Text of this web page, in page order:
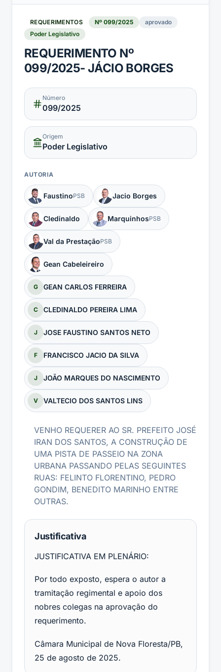
REQUERIMENTOS Nº 099/2025
aprovado
Poder Legislativo
REQUERIMENTO Nº
099/2025- JÁCIO BORGES
Número
099/2025
Origem
Poder Legislativo
AUTORIA
FaustinoPSB Jacio Borges
Cledinaldo MarquinhosPSB
Val da PrestaçãoPSB
Gean Cabeleireiro
G GEAN CARLOS FERREIRA
C CLEDINALDO PEREIRA LIMA
J JOSE FAUSTINO SANTOS NETO
F FRANCISCO JACIO DA SILVA
J JOÃO MARQUES DO NASCIMENTO
V VALTECIO DOS SANTOS LINS
VENHO REQUERER AO SR. PREFEITO JOSÉ
IRAN DOS SANTOS, A CONSTRUÇÃO DE
UMA PISTA DE PASSEIO NA ZONA
URBANA PASSANDO PELAS SEGUINTES
RUAS: FELINTO FLORENTINO, PEDRO
GONDIM, BENEDITO MARINHO ENTRE
OUTRAS.
Justificativa
JUSTIFICATIVA EM PLENÁRIO:
Por todo exposto, espera o autor a
tramitação regimental e apoio dos
nobres colegas na aprovação do
requerimento.
Câmara Municipal de Nova Floresta/PB,
25 de agosto de 2025.